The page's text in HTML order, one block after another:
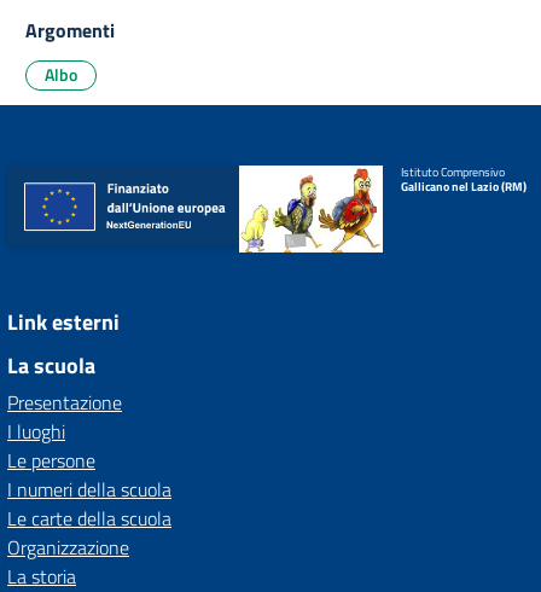
Argomenti
Albo
Istituto Comprensivo
Gallicano nel Lazio (RM)
Link esterni
La scuola
Presentazione
I luoghi
Le persone
I numeri della scuola
Le carte della scuola
Organizzazione
La storia